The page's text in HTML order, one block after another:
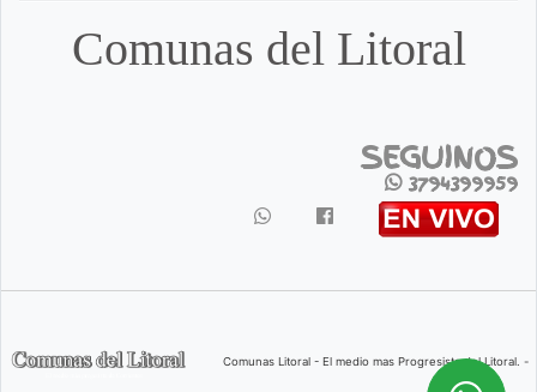
Comunas del Litoral
SEGUINOS
3794399959
Comunas Litoral - El medio mas Progresista del Litoral. -